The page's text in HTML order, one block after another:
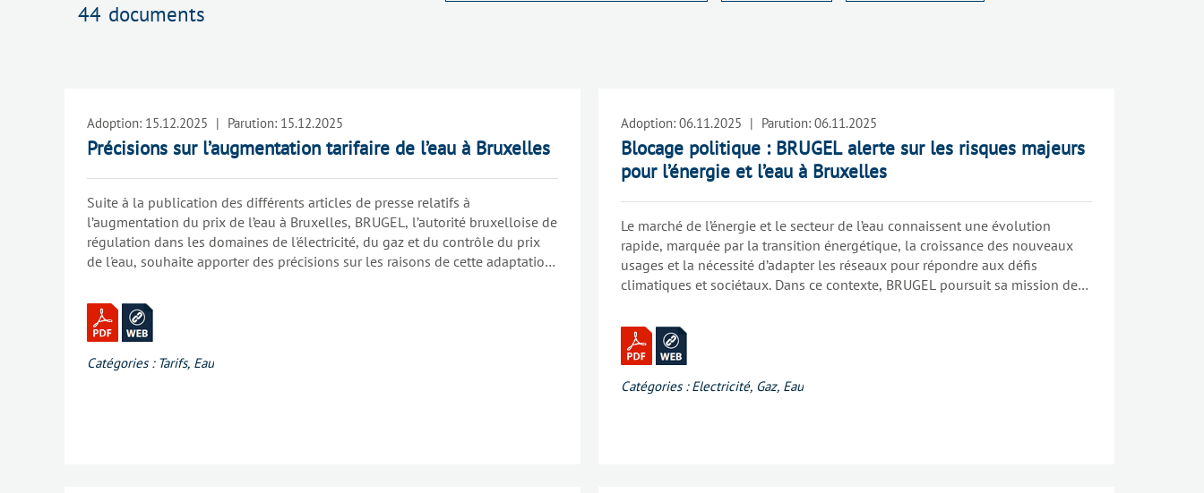
44 documents
Adoption: 15.12.2025 | Parution: 15.12.2025
Précisions sur l’augmentation tarifaire de l’eau à Bruxelles
Suite à la publication des différents articles de presse relatifs à
l’augmentation du prix de l’eau à Bruxelles, BRUGEL, l’autorité bruxelloise de
régulation dans les domaines de l'électricité, du gaz et du contrôle du prix
de l'eau, souhaite apporter des précisions sur les raisons de cette adaptation
Catégories : Tarifs, Eau
Adoption: 06.11.2025 | Parution: 06.11.2025
Blocage politique : BRUGEL alerte sur les risques majeurs
pour l’énergie et l’eau à Bruxelles
Le marché de l’énergie et le secteur de l’eau connaissent une évolution
rapide, marquée par la transition énergétique, la croissance des nouveaux
usages et la nécessité d’adapter les réseaux pour répondre aux défis
climatiques et sociétaux. Dans ce contexte, BRUGEL poursuit sa mission de
politiques et le Parlement sur l’ensemble des améliorations à apporter, tant
aux cadres réglementaires[1] qu’aux dynamiques de marché.
Catégories : Electricité, Gaz, Eau